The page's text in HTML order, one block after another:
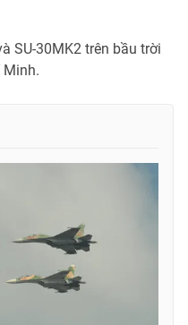
SU-30MK2 trên bầu trời
Minh.